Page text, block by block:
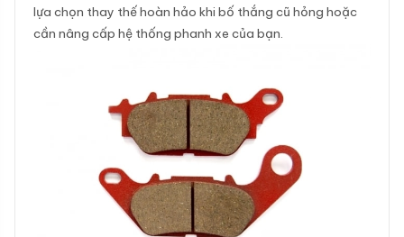
lựa chọn thay thế hoàn hảo khi bố thắng cũ hỏng hoặc
cần nâng cấp hệ thống phanh xe của bạn.